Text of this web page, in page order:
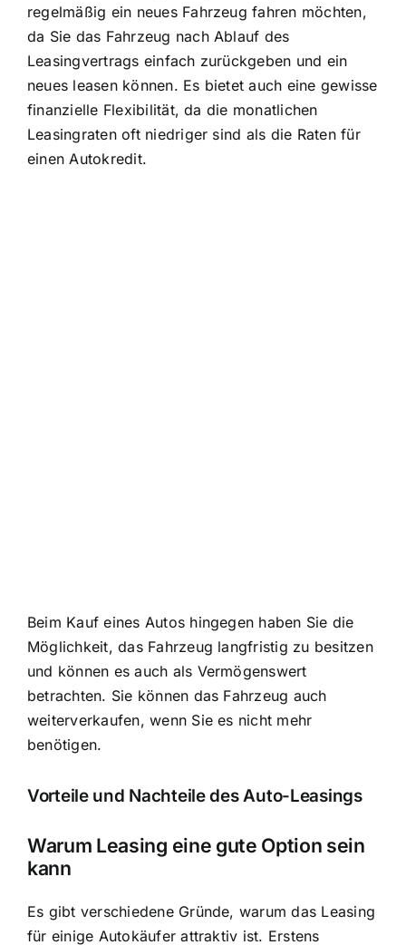
regelmäßig ein neues Fahrzeug fahren möchten,
da Sie das Fahrzeug nach Ablauf des
Leasingvertrags einfach zurückgeben und ein
neues leasen können. Es bietet auch eine gewisse
finanzielle Flexibilität, da die monatlichen
Leasingraten oft niedriger sind als die Raten für
einen Autokredit.
Beim Kauf eines Autos hingegen haben Sie die
Möglichkeit, das Fahrzeug langfristig zu besitzen
und können es auch als Vermögenswert
betrachten. Sie können das Fahrzeug auch
weiterverkaufen, wenn Sie es nicht mehr
benötigen.
Vorteile und Nachteile des Auto-Leasings
Warum Leasing eine gute Option sein
kann
Es gibt verschiedene Gründe, warum das Leasing
für einige Autokäufer attraktiv ist. Erstens